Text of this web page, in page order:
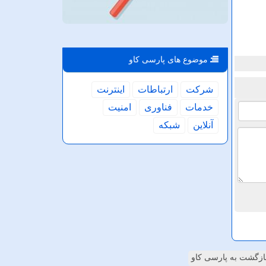
موضوع های پارسی كاو
شركت ارتباطات
اینترنت
خدمات
فناوری
امنیت
آنلاین
شبكه
به پارسی کاو